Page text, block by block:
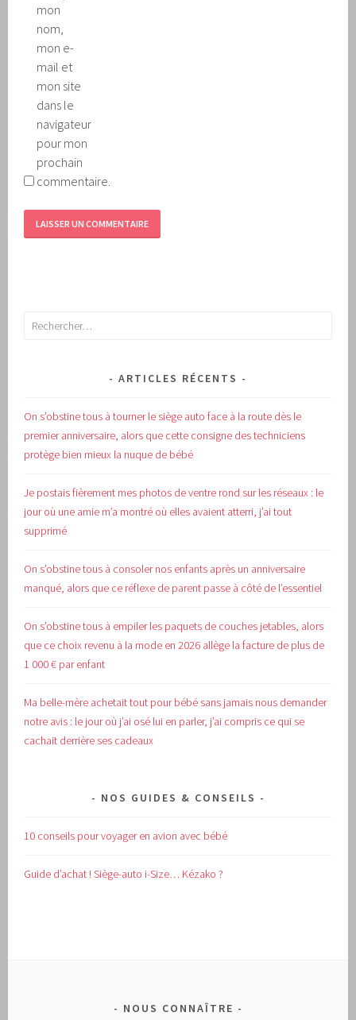
mon
nom,
mon e-
mail et
mon site
dans le
navigateur
pour mon
prochain
commentaire.
Rechercher :
ARTICLES RÉCENTS
On s’obstine tous à tourner le siège auto face à la route dès le
premier anniversaire, alors que cette consigne des techniciens
protège bien mieux la nuque de bébé
Je postais fièrement mes photos de ventre rond sur les réseaux : le
jour où une amie m’a montré où elles avaient atterri, j’ai tout
supprimé
On s’obstine tous à consoler nos enfants après un anniversaire
manqué, alors que ce réflexe de parent passe à côté de l’essentiel
On s’obstine tous à empiler les paquets de couches jetables, alors
que ce choix revenu à la mode en 2026 allège la facture de plus de
1 000 € par enfant
Ma belle-mère achetait tout pour bébé sans jamais nous demander
notre avis : le jour où j’ai osé lui en parler, j’ai compris ce qui se
cachait derrière ses cadeaux
NOS GUIDES & CONSEILS
10 conseils pour voyager en avion avec bébé
Guide d’achat !Siège-auto i-Size… Kézako ?
NOUS CONNAÎTRE